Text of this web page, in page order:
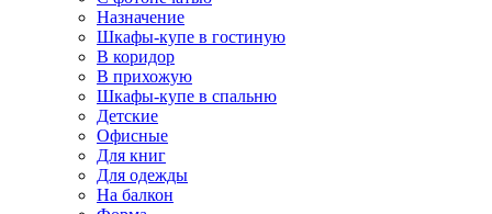
Назначение
Шкафы-купе в гостиную
В коридор
В прихожую
Шкафы-купе в спальню
Детские
Офисные
Для книг
Для одежды
На балкон